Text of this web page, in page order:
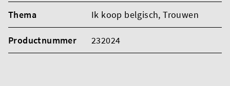
Thema Ik koop belgisch, Trouwen
Productnummer 232024